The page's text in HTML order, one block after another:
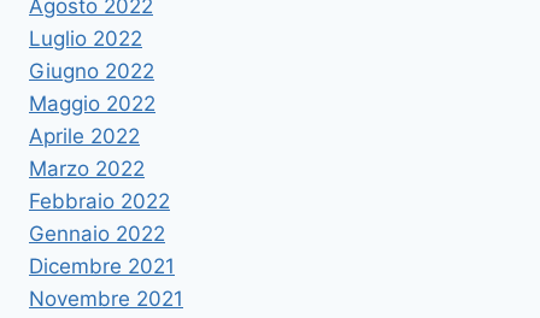
Agosto 2022
Luglio 2022
Giugno 2022
Maggio 2022
Aprile 2022
Marzo 2022
Febbraio 2022
Gennaio 2022
Dicembre 2021
Novembre 2021